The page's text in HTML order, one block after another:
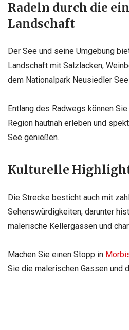
Radeln durch die
Landschaft
Der See und seine Umgebung
Landschaft mit Salzlacken,
dem Nationalpark Neusiedler
Entlang des Radwegs können
Region hautnah erleben und
See genießen.
Kulturelle
Die Strecke besticht auch mit
Sehenswürdigkeiten, darunter
malerische Kellergassen und
Machen Sie einen Stopp in
Sie die malerischen Gassen und